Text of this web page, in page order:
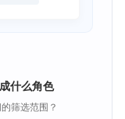
什么角色
筛选范围？